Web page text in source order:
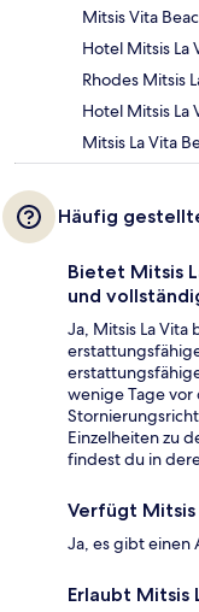
Mitsis Vita
Hotel Mitsis La
Rhodes Mitsis
Hotel Mitsis La
Mitsis La Vita
Häufig
Bietet Mitsis
und
Ja, Mitsis La
wenige Tage vor
Einzelheiten zu
findest du in
Verfügt Mitsis
Ja, es gibt einen
Erlaubt Mitsis